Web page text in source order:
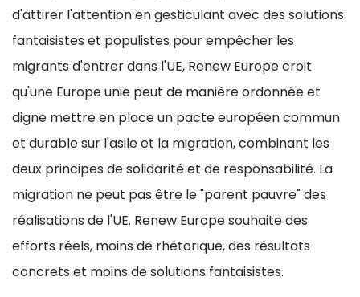
d'attirer l'attention en gesticulant avec des solutions
fantaisistes et populistes pour empêcher les
migrants d'entrer dans l'UE, Renew Europe croit
qu'une Europe unie peut de manière ordonnée et
digne mettre en place un pacte européen commun
et durable sur l'asile et la migration, combinant les
deux principes de solidarité et de responsabilité. La
migration ne peut pas être le "parent pauvre" des
réalisations de l'UE. Renew Europe souhaite des
efforts réels, moins de rhétorique, des résultats
concrets et moins de solutions fantaisistes.